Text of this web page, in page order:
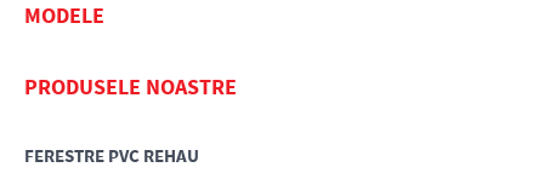
MODELE
PRODUSELE NOASTRE
FERESTRE PVC REHAU